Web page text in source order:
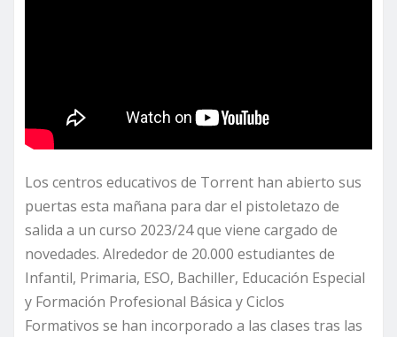
Los centros educativos de Torrent han abierto sus
puertas esta mañana para dar el pistoletazo de
salida a un curso 2023/24 que viene cargado de
novedades. Alrededor de 20.000 estudiantes de
Infantil, Primaria, ESO, Bachiller, Educación Especial
y Formación Profesional Básica y Ciclos
Formativos se han incorporado a las clases tras las